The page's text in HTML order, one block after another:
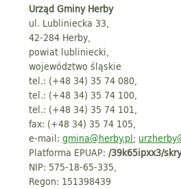
Urząd Gminy Herby
ul. Lubliniecka 33,
42-284 Herby,
powiat lubliniecki,
województwo śląskie
tel.: (+48 34) 35 74 080,
tel.: (+48 34) 35 74 100,
tel.: (+48 34) 35 74 101,
fax: (+48 34) 35 74 105,
e-mail:gmina@herby.pl;
Platforma EPUAP:/39k65ipxx3/
NIP: 575-18-65-335,
Regon: 151398439